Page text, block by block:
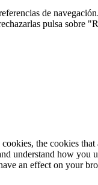
de
pulsa sobre
the cookies that
understand how
an effect on your